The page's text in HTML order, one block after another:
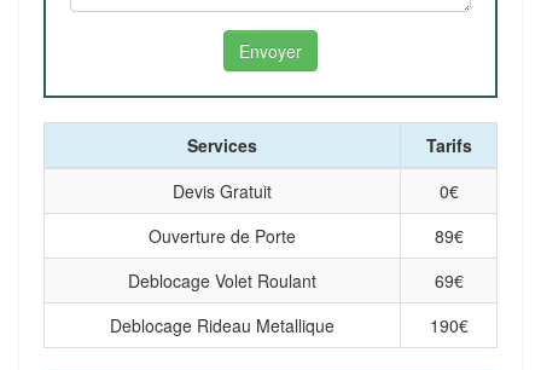
Services
Tarifs
Devis Gratuit
0€
Ouverture de Porte
89€
Deblocage Volet Roulant
69€
Deblocage Rideau Metallique
190€